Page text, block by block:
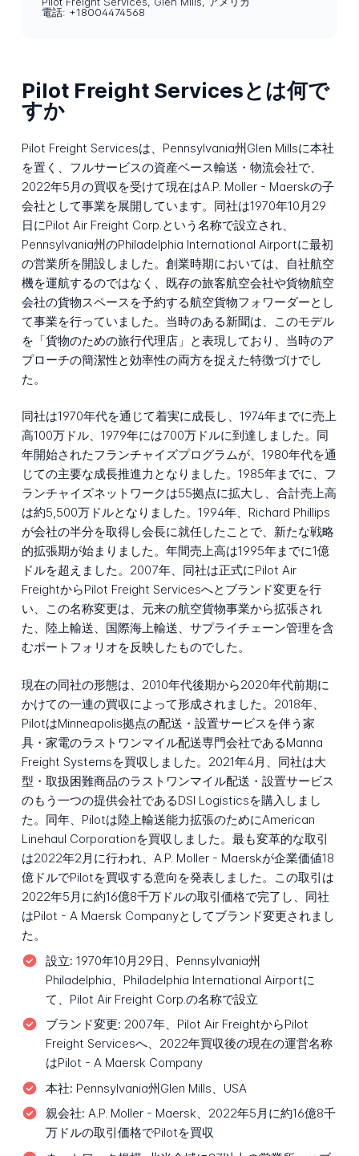
電話: +18004474568
Pilot Freight Servicesとは何で
すか
Pilot Freight Servicesは、Pennsylvania州Glen Millsに本社
を置く、フルサービスの資産ベース輸送・物流会社で、
2022年5月の買収を受けて現在はA.P. Moller - Maerskの子
会社として事業を展開しています。同社は1970年10月29
日にPilot Air Freight Corp.という名称で設立され、
Pennsylvania州のPhiladelphia International Airportに最初
の営業所を開設しました。創業時期においては、自社航空
機を運航するのではなく、既存の旅客航空会社や貨物航空
会社の貨物スペースを予約する航空貨物フォワーダーとし
て事業を行っていました。当時のある新聞は、このモデル
を「貨物のための旅行代理店」と表現しており、当時のア
プローチの簡潔性と効率性の両方を捉えた特徴づけでし
た。
同社は1970年代を通じて着実に成長し、1974年までに売上
高100万ドル、1979年には700万ドルに到達しました。同
年開始されたフランチャイズプログラムが、1980年代を通
じての主要な成長推進力となりました。1985年までに、フ
ランチャイズネットワークは55拠点に拡大し、合計売上高
は約5,500万ドルとなりました。1994年、Richard Phillips
が会社の半分を取得し会長に就任したことで、新たな戦略
的拡張期が始まりました。年間売上高は1995年までに1億
ドルを超えました。2007年、同社は正式にPilot Air
FreightからPilot Freight Servicesへとブランド変更を行
い、この名称変更は、元来の航空貨物事業から拡張され
た、陸上輸送、国際海上輸送、サプライチェーン管理を含
むポートフォリオを反映したものでした。
現在の同社の形態は、2010年代後期から2020年代前期に
かけての一連の買収によって形成されました。2018年、
PilotはMinneapolis拠点の配送・設置サービスを伴う家
具・家電のラストワンマイル配送専門会社であるManna
Freight Systemsを買収しました。2021年4月、同社は大
型・取扱困難商品のラストワンマイル配送・設置サービス
のもう一つの提供会社であるDSI Logisticsを購入しまし
た。同年、Pilotは陸上輸送能力拡張のためにAmerican
Linehaul Corporationを買収しました。最も変革的な取引
は2022年2月に行われ、A.P. Moller - Maerskが企業価値18
億ドルでPilotを買収する意向を発表しました。この取引は
2022年5月に約16億8千万ドルの取引価格で完了し、同社
はPilot - A Maersk Companyとしてブランド変更されまし
た。
設立: 1970年10月29日、Pennsylvania州
Philadelphia、Philadelphia International Airportに
て、Pilot Air Freight Corp.の名称で設立
ブランド変更: 2007年、Pilot Air FreightからPilot
Freight Servicesへ、2022年買収後の現在の運営名称
はPilot - A Maersk Company
本社: Pennsylvania州Glen Mills、USA
親会社: A.P. Moller - Maersk、2022年5月に約16億8千
万ドルの取引価格でPilotを買収